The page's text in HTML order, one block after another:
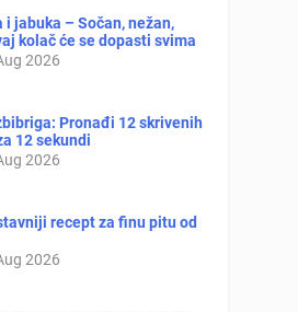
i jabuka – Sočan, nežan,
kolač će se dopasti svima
2026
Pronađi 12 skrivenih
12 sekundi
2026
recept za finu pitu od
2026